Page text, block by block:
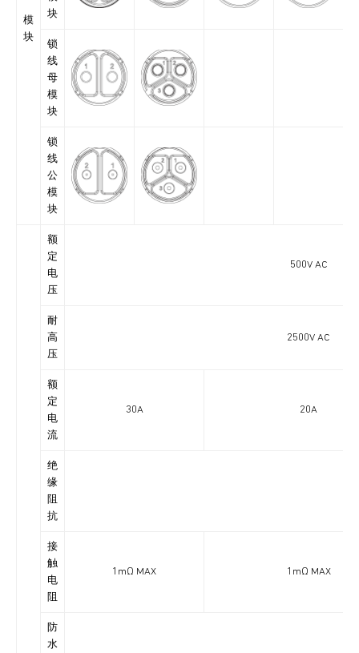
模
块
块
锁
线
母
模
块
锁
线
公
模
块
额
定
电
压
500V AC
耐
高
压
2500V AC
额
定
电
流
30A 20A
绝
缘
阻
抗
接
触
电
阻
1mΩ MAX 1mΩ MAX
防
水